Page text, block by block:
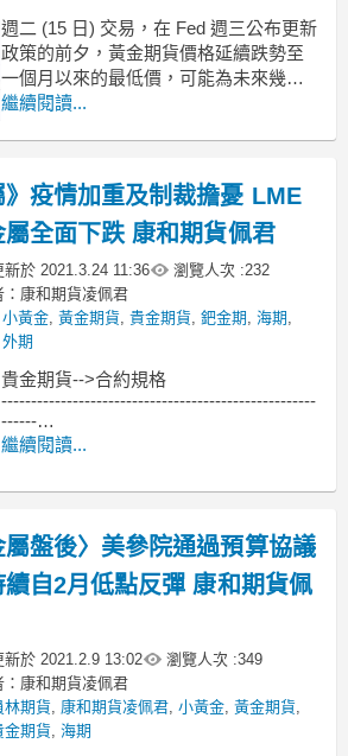
週二 (15 日) 交易，在 Fed 週三公布更新
政策的前夕，黃金期貨價格延續跌勢至
一個月以來的最低價，可能為未來幾個
月的金融市場定下基調。
FXTM 高級研究分析師 Lukman
疊層塔一樣崩塌，因為 Fed 概述了縮減
緊急刺激措施的路徑，
繼續閱讀...
》疫情加重及制裁擔憂 LME
屬全面下跌 康和期貨佩君
新於 2021.3.24 11:36 瀏覽人次 :232
：康和期貨凌佩君
小黃金,黃金期貨,貴金期貨,鈀金期,海期,
外期
貴金期貨-->合約規格
-----------------------------------------------------
------
MoneyDJ新聞 2021-03-24 07:31:15 記者
倫敦金屬交易所（LME）3個月基本金屬
繼續閱讀...
屬盤後〉美參院通過預算協議
續自2月低點反彈 康和期貨佩
新於 2021.2.9 13:02 瀏覽人次 :349
：康和期貨凌佩君
林期貨, 康和期貨凌佩君,小黃金,黃金期貨,
金期貨,海期